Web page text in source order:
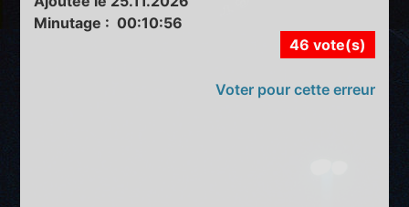
Minutage : 00:10:56
46 vote(s)
Voter pour cette erreur